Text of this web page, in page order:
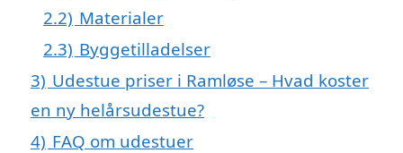
2.2) Materialer
2.3) Byggetilladelser
3) Udestue priser i Ramløse – Hvad koster
en ny helårsudestue?
4) FAQ om udestuer